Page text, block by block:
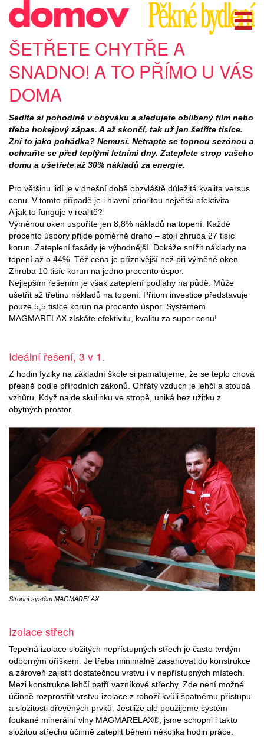
ŠETŘETE CHYTŘE A
SNADNO! A TO PŘÍMO U VÁS
DOMA
Sedíte si pohodlně v obýváku a sledujete oblíbený film nebo
třeba hokejový zápas. A až skončí, tak už jen šetříte tisíce.
Zní to jako pohádka? Nemusí. Netrapte se topnou sezónou a
ochraňte se před teplými letními dny. Zateplete strop vašeho
domu a ušetřete až 30% nákladů za energie.
Ideální řešení, 3 v 1.
Pro většinu lidí je v dnešní době obzvláště důležitá kvalita versus
cenu. V tomto případě je i hlavní prioritou největší efektivita.
A jak to funguje v realitě?
Výměnou oken uspoříte jen 8,8% nákladů na topení. Každé
procento úspory přijde poměrně draho – stojí zhruba 27 tisíc
korun. Zateplení fasády je výhodnější. Dokáže snížit náklady na
topení až o 44%. Též cena je příznivější než při výměně oken.
Zhruba 10 tisíc korun na jedno procento úspor.
Nejlepším řešením je však zateplení podlahy na půdě. Může
ušetřit až třetinu nákladů na topení. Přitom investice představuje
pouze 5,5 tisíce korun na procento úspor. Systémem
MAGMARELAX získáte efektivitu, kvalitu za super cenu!
Z hodin fyziky na základní škole si pamatujeme, že se teplo chová
přesně podle přírodních zákonů. Ohřátý vzduch je lehčí a stoupá
vzhůru. Když najde skulinku ve stropě, uniká bez užitku z
obytných prostor.
Stropní systém MAGMARELAX
Izolace střech
Tepelná izolace složitých nepřístupných střech je často tvrdým
odborným oříškem. Je třeba minimálně zasahovat do konstrukce
a zároveň zajistit dostatečnou vrstvu i v nepřístupných místech.
Mezi konstrukce lehčí patří vazníkové střechy. Zde není možné
účinně rozprostřít vrstvu izolace z rohoží kvůli špatnému přístupu
a složitosti dřevěných prvků. Jestliže ale použijeme systém
foukané minerální vlny MAGMARELAX®, jsme schopni i takto
složitou střechu účinně zateplit během několika hodin práce.